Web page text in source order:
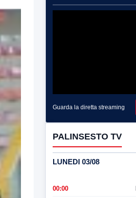
Guarda la diretta streaming
PALINSESTO TV
LUNEDI 03/08
00:00